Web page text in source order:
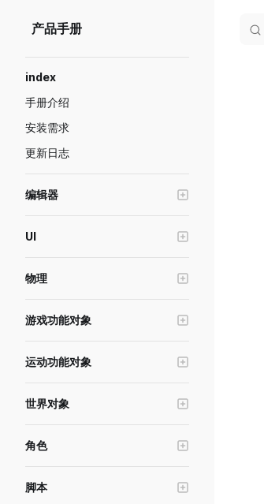
Skip to content
产品手册
index
手册介绍
安装需求
更新日志
编辑器
Transform工具
画质级别模拟与设置
游戏断线重连
场景管理与跳转
横竖屏&分辨率模拟
自动裁剪规则与自定义裁剪距离
UI
UI控件的基础属性
UI控件-容器
UI控件-文本
UI控件-按钮
UI控件-遮罩按钮
UI控件-滚动框
物理
推进器
游戏功能对象
寻路系统
交互物
触发器
热武器
运动功能对象
运动器
力区域
世界对象
摄像机
后处理
角色
形象与换装
脚本